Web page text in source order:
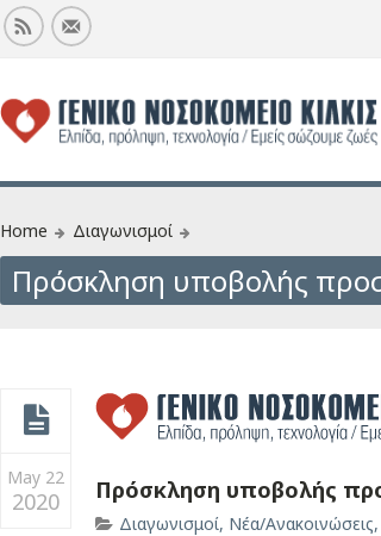
Home Διαγωνισμοί
Πρόσκληση υποβολής
May 22
2020 Πρόσκληση υποβολής
Διαγωνισμοί, Νέα/Ανακοινώσεις,